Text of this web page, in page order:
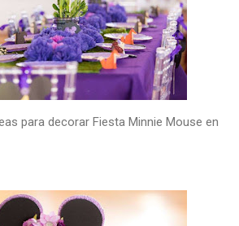
para decorar Fiesta Minnie Mouse en